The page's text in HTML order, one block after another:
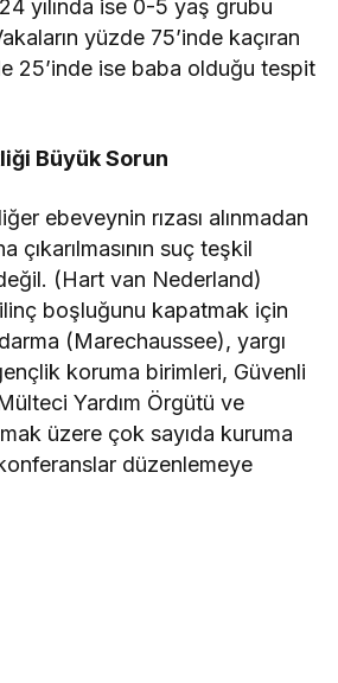
yılında ise 0-5 yaş grubu
yüzde 75’inde kaçıran
25’inde ise baba olduğu tespit
Büyük Sorun
ebeveynin rızası alınmadan
çıkarılmasının suç teşkil
(Hart van Nederland)
boşluğunu kapatmak için
(Marechaussee), yargı
koruma birimleri, Güvenli
Yardım Örgütü ve
üzere çok sayıda kuruma
düzenlemeye